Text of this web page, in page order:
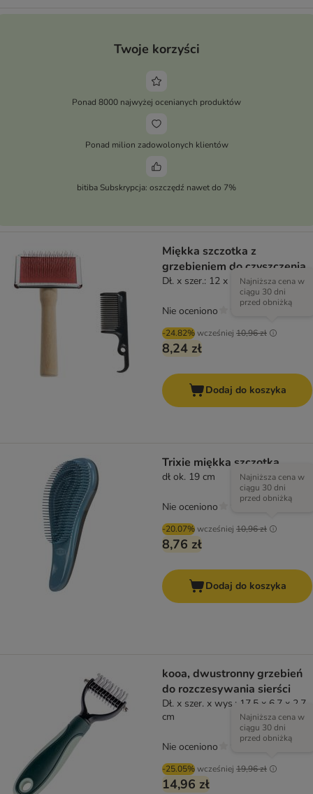
Twoje korzyści
Ponad 8000 najwyżej ocenianych produktów
Ponad milion zadowolonych klientów
bitiba Subskrypcja: oszczędź nawet do 7%
Miękka szczotka z
grzebieniem do czyszczenia
Dł. x szer.: 12 x 5,5 cm
-24.82%wcześniej 10,96 zł
Najniższa cena w
ciągu 30 dni
przed obniżką
8,24 zł
Nie oceniono
Dodaj do koszyka
Trixie miękka szczotka
dł ok. 19 cm
-20.07%wcześniej 10,96 zł
Najniższa cena w
ciągu 30 dni
przed obniżką
8,76 zł
Nie oceniono
Dodaj do koszyka
kooa, dwustronny grzebień
do rozczesywania sierści
Dł. x szer. x wys.: 17,5 x 6,7 x 2,7
cm
-25.05%wcześniej 19,96 zł
Najniższa cena w
ciągu 30 dni
przed obniżką
14,96 zł
Nie oceniono